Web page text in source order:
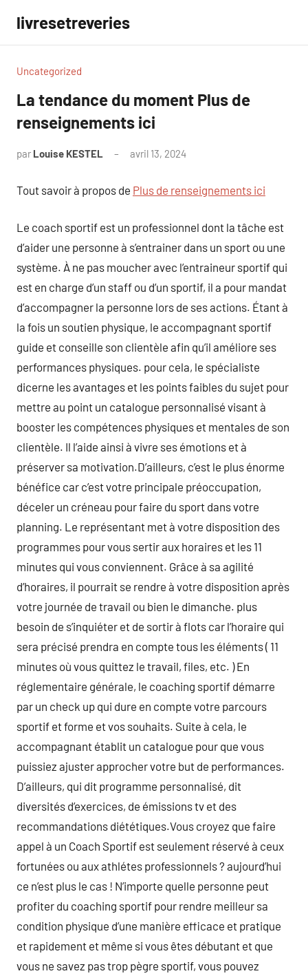
contenu
livresetreveries
Uncategorized
La tendance du moment Plus de
renseignements ici
par Louise KESTEL avril 13, 2024
Tout savoir à propos de Plus de renseignements ici
Le coach sportif est un professionnel dont la tâche est
d’aider une personne à s’entrainer dans un sport ou une
système. À ne pas moucher avec l’entraineur sportif qui
est en charge d’un staff ou d’un sportif, il a pour mandat
d’accompagner la personne lors de ses actions. Étant à
la fois un soutien physique, le accompagnant sportif
guide et conseille son clientèle afin qu’il améliore ses
performances physiques. pour cela, le spécialiste
dicerne les avantages et les points faibles du sujet pour
mettre au point un catalogue personnalisé visant à
booster les compétences physiques et mentales de son
clientèle. Il l’aide ainsi à vivre ses émotions et à
préserver sa motivation.D’ailleurs, c’est le plus énorme
bénéfice car c’est votre principale préoccupation,
déceler un créneau pour faire du sport dans votre
planning. Le représentant met à votre disposition des
programmes pour vous sertir aux horaires et les 11
minutes qui vous conviennent. Grâce à sa agilité
d’horaires, il pourrait se rendre à votre disposition après
votre journée de travail ou bien le dimanche. plus
besoin de s’inquiéter et de sortir à flots car l’horaire qui
sera précisé prendra en compte tous les éléments ( 11
minutes où vous quittez le travail, files, etc. ) En
réglementaire générale, le coaching sportif démarre
par un check up qui dure en compte votre parcours
sportif et forme et vos souhaits. Suite à cela, le
accompagnant établit un catalogue pour que vous
puissiez ajuster approcher votre but de performances.
D’ailleurs, qui dit programme personnalisé, dit
diversités d’exercices, de émissions tv et des
recommandations diététiques.Vous croyez que faire
appel à un Coach Sportif est seulement réservé à ceux
fortunées ou aux athlétes professionnels ? aujourd’hui
ce n’est plus le cas ! N’importe quelle personne peut
profiter du coaching sportif pour rendre meilleur sa
condition physique d’une manière efficace et pratique
et rapidement et même si vous êtes débutant et que
vous ne savez pas trop pègre sportif, vous pouvez